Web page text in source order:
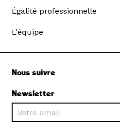
Égalité professionnelle
L'équipe
Nous suivre
Newsletter